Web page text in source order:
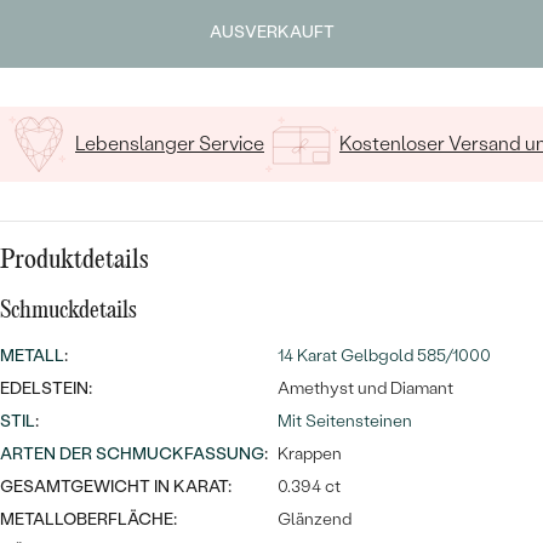
Meistverkaufte
Eheringe
NACH MATERIAL
PLATIN
SILBER
EDELSTEINSCHMUCK
DIAMANTEN
NACH STYL
PERSONALISIERT
SYMBOLISCH
MINIMALISTISCH
NACH ANLASS
AUSVERKAUFT
Lebenslanger Service Kostenloser Versand
Produktdetails
Schmuckdetails
METALL:
14 Karat Gelbgold 585/1000
EDELSTEIN:
Amethyst und Diamant
STIL:
Mit Seitensteinen
ARTEN DER SCHMUCKFASSUNG: Krappen
GESAMTGEWICHT IN KARAT:
0.394 ct
METALLOBERFLÄCHE:
Glänzend